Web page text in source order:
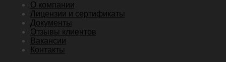
О компании
Лицензии и сертификаты
Документы
Отзывы клиентов
Вакансии
Контакты